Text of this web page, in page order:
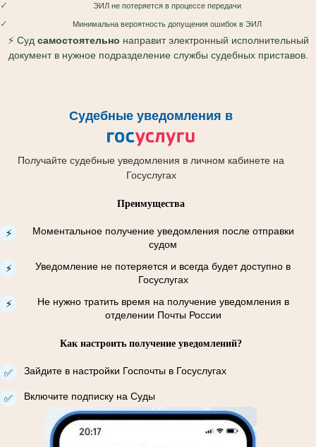
✓ ЭИЛ не потеряется в процессе передачи
✓ Минимальна вероятность допущения ошибок в ЭИЛ
⚡ Суд самостоятельно направит электронный исполнительный
документ в нужное подразделение службы судебных приставов.
Судебные уведомления в
Получайте судебные уведомления в личном кабинете на
Госуслугах
Преимущества
⚡
Моментальное получение уведомления после отправки
судом
⚡
Уведомление не потеряется и всегда будет доступно в
Госуслугах
⚡
Не нужно тратить время на получение уведомления в
отделении Почты России
Как настроить получение уведомлений?
✅ Зайдите в настройки Госпочты в Госуслугах
✅ Включите подписку на Суды